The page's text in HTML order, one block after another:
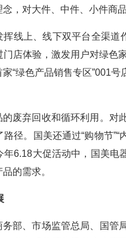
，对大件、中件、小件商
线上、线下双平台全渠道
店体验，激发用户对绿
“绿色产品销售专区”001号
废弃回收和循环利用。对
径。国美还通过“购物节
6.18大促活动中，国美电
的需求。
部、市场监管总局、国管